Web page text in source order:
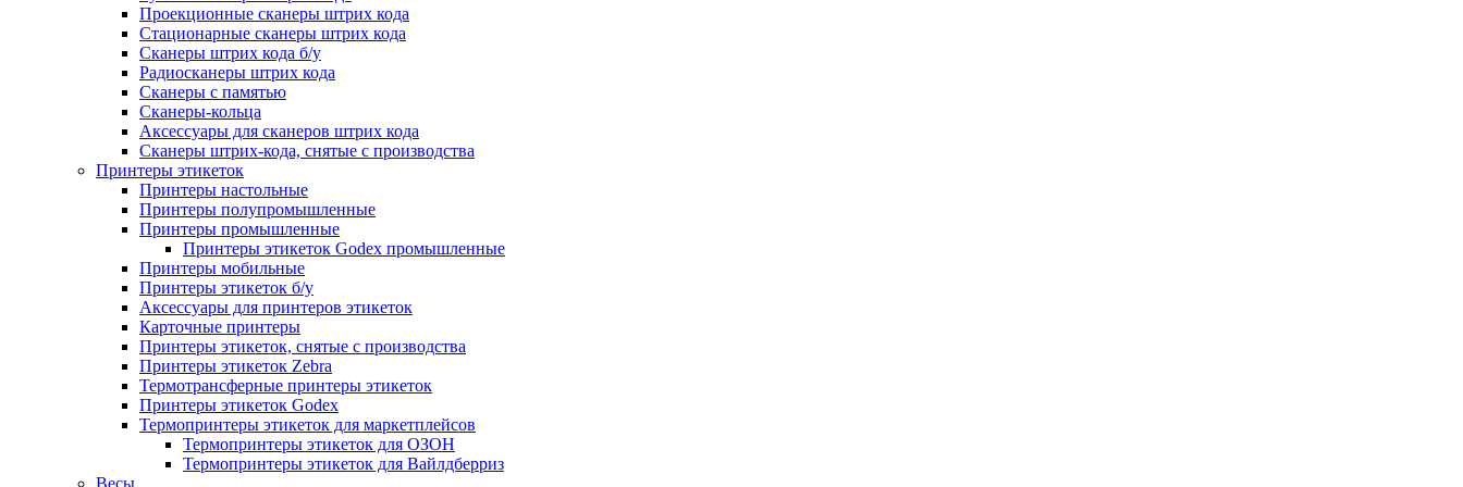
Проекционные сканеры штрих кода
Стационарные сканеры штрих кода
Сканеры штрих кода б/у
Радиосканеры штрих кода
Сканеры с памятью
Сканеры-кольца
Аксессуары для сканеров штрих кода
Сканеры штрих-кода, снятые с производства
Принтеры этикеток
Принтеры настольные
Принтеры полупромышленные
Принтеры промышленные
Принтеры этикеток Godex промышленные
Принтеры мобильные
Принтеры этикеток б/у
Аксессуары для принтеров этикеток
Карточные принтеры
Принтеры этикеток, снятые с производства
Принтеры этикеток Zebra
Термотрансферные принтеры этикеток
Принтеры этикеток Godex
Термопринтеры этикеток для маркетплейсов
Термопринтеры этикеток для ОЗОН
Термопринтеры этикеток для Вайлдберриз
Весы